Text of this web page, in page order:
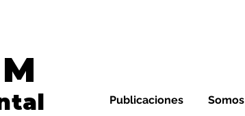
Publicaciones Somos